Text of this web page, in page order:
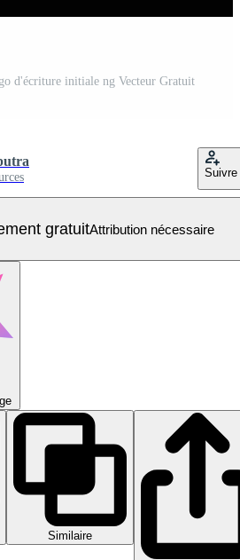
d'écriture initiale ng Vecteur Gratuit
Suivre
gratuitAttribution nécessaire
Similaire